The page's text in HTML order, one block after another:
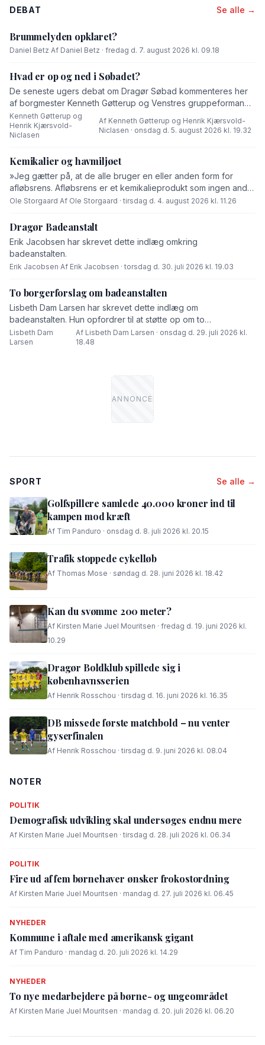
DEBAT Se alle →
Brummelyden opklaret?
Daniel Betz·Af Daniel Betz · fredag d. 7. august 2026 kl. 09.18
Hvad er op og ned i Søbadet?
De seneste ugers debat om Dragør Søbad kommenteres her
af borgmester Kenneth Gøtterup og Venstres gruppeformand
Henrik Kjærsvold-Niclasen.
Kenneth Gøtterup og
Henrik Kjærsvold-
Niclasen
·
Af Kenneth Gøtterup og Henrik Kjærsvold-
Niclasen · onsdag d. 5. august 2026 kl. 19.32
Kemikalier og havmiljøet
»Jeg gætter på, at de alle bruger en eller anden form for
afløbsrens. Afløbsrens er et kemikalieprodukt som ingen andre
end fabrikanten ved hvad består af,« skriver Ole Storgaard i
Ole Storgaard·Af Ole Storgaard · tirsdag d. 4. august 2026 kl. 11.26
Dragør Badeanstalt
Erik Jacobsen har skrevet dette indlæg omkring
badeanstalten.
Erik Jacobsen·Af Erik Jacobsen · torsdag d. 30. juli 2026 kl. 19.03
To borgerforslag om badeanstalten
Lisbeth Dam Larsen har skrevet dette indlæg om
badeanstalten. Hun opfordrer til at støtte op om to
borgerforslag.
Lisbeth Dam
Larsen
·
Af Lisbeth Dam Larsen · onsdag d. 29. juli 2026 kl.
18.48
SPORT Se alle →
Golfspillere samlede 40.000 kroner ind til
kampen mod kræft
Af Tim Panduro · onsdag d. 8. juli 2026 kl. 20.15
Trafik stoppede cykelløb
Af Thomas Mose · søndag d. 28. juni 2026 kl. 18.42
Kan du svømme 200 meter?
Af Kirsten Marie Juel Mouritsen · fredag d. 19. juni 2026 kl.
10.29
Dragør Boldklub spillede sig i
københavnsserien
Af Henrik Rosschou · tirsdag d. 16. juni 2026 kl. 16.35
DB missede første matchbold – nu venter
gyserfinalen
Af Henrik Rosschou · tirsdag d. 9. juni 2026 kl. 08.04
NOTER
POLITIK
Demografisk udvikling skal undersøges endnu mere
Af Kirsten Marie Juel Mouritsen · tirsdag d. 28. juli 2026 kl. 06.34
POLITIK
Fire ud af fem børnehaver ønsker frokostordning
Af Kirsten Marie Juel Mouritsen · mandag d. 27. juli 2026 kl. 06.45
NYHEDER
Kommune i aftale med amerikansk gigant
Af Tim Panduro · mandag d. 20. juli 2026 kl. 14.29
NYHEDER
To nye medarbejdere på børne- og ungeområdet
Af Kirsten Marie Juel Mouritsen · mandag d. 20. juli 2026 kl. 06.20